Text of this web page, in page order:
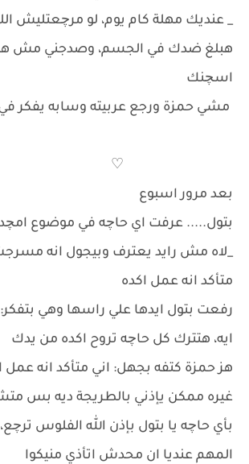
_ عنديك مهلة كام يوم، لو مرچعتليش
هبلغ ضدك في الجسم، وصدجني مش
اسچنك
مشي حمزة ورجع عربيته وسابه
♡
بعد مرور اسبوع
بتول..... عرفت اي حاچه في موضوع امچد
_لاه مش رايد يعترف وبيجول انه
متأكد انه عمل اكده
رفعت بتول ايدها علي راسها وهي
ايه، هتترك كل حاچه تروح اكده من يدك
هز حمزة كتفه بجهل: اني متأكد انه
غيره ممكن يإذني بالطريجة ديه بس
بأي حاچه يا بتول بإذن الله الفلوس
المهم عنديا ان محدش اتأذي منيكوا